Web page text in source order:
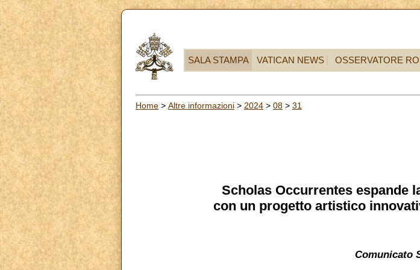
SALA STAMPA VATICAN NEWS OSSERVATORE
Home > Altre informazioni > 2024 > 08 > 31
Scholas Occurrentes espande
con un progetto artistico
Comunicato